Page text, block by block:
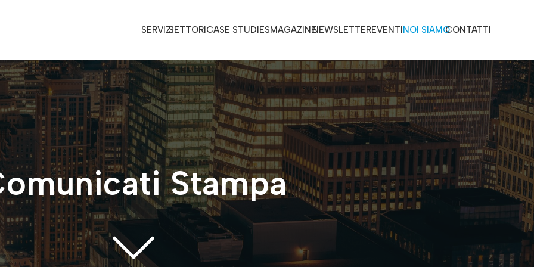
SERVIZISETTORICASE STUDIESMAGAZINENEWSLETTEREVENTINOI SIAMOCONTATTI
Stampa